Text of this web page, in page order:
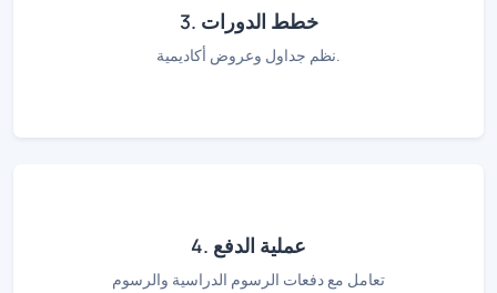
3. خطط الدورات
نظم جداول وعروض أكاديمية.
4. عملية الدفع
تعامل مع دفعات الرسوم الدراسية والرسوم